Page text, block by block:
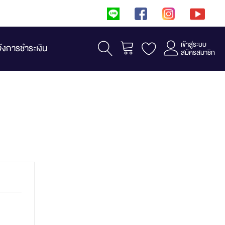
การชำระเงิน รถเข็น เข้าสู่ระบบ
สมัครสมาชิก